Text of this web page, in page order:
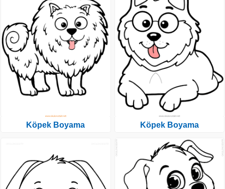
Köpek Boyama Köpek Boyama